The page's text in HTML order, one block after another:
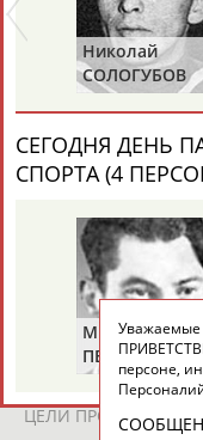
Камалудин
АБДУЛДАУДОВ
Абдула
24 персон из 13181
ТАБЛО
ЦЕЛИ ПРОЕКТА
Николай
СОЛОГУБОВ
СЕГОДНЯ ДЕНЬ
СПОРТА (4
Михаил
ПЕРЕЛЬМАН
(ПЕРЛЬМАН)
Уважаемые
персоне,